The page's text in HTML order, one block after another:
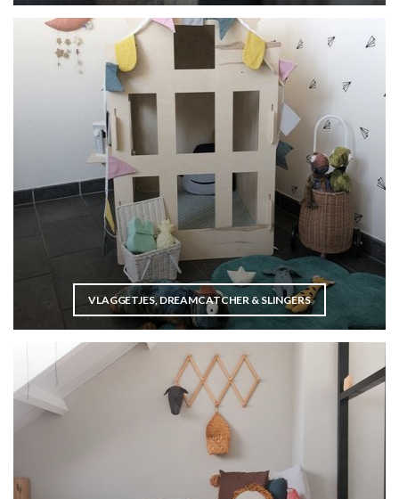
VLAGGETJES, DREAMCATCHER & SLINGERS